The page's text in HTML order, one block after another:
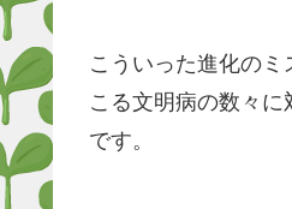
こういった進化の
こる文明病の数々
です。